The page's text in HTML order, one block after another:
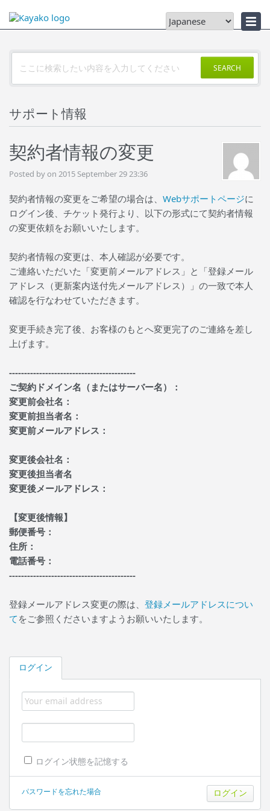
ニュース
ログイン
ログイン状態を記憶する
パスワードを忘れた場合
SEARCH
サポート情報
契約者情報の変更
Posted by on 2015 September 29 23:36
契約者情報の変更をご希望の場合は、 Webサポートページに
ログイン後、チケット発行より、以下の形式にて契約者情報
の変更依頼をお願いいたします。
契約者情報の変更は、本人確認が必要です。
ご連絡いただいた「変更前メールアドレス」と「登録メール
アドレス（更新案内送付先メールアドレス）」の一致で本人
確認を行なわせていただきます。
変更手続き完了後、お客様のもとへ変更完了のご連絡を差し
上げます。
------------------------------------------
ご契約ドメイン名（またはサーバー名）：
変更前会社名：
変更前担当者名：
変更前メールアドレス：
変更後会社名 ：
変更後担当者名
変更後メールアドレス：
【変更後情報】
郵便番号：
住所：
電話番号：
------------------------------------------
登録メールアドレス変更の際は、 登録メールアドレスについ
て をご参照くださいますようお願いいたします。